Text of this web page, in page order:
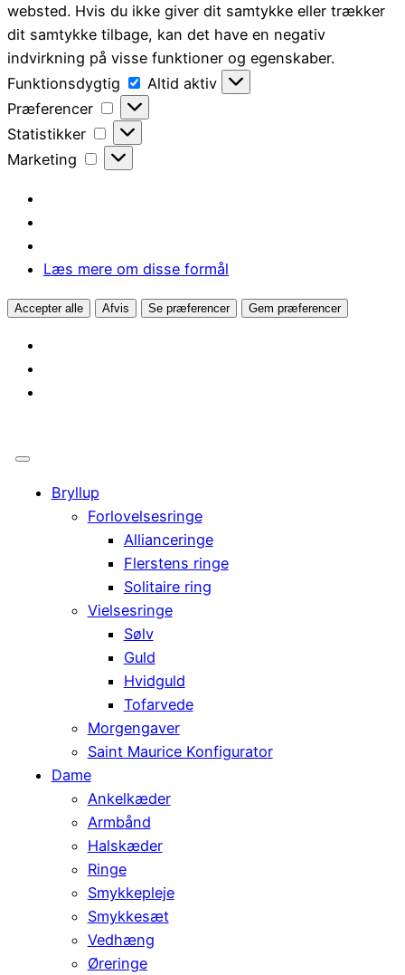
websted. Hvis du ikke giver dit samtykke eller trækker
dit samtykke tilbage, kan det have en negativ
indvirkning på visse funktioner og egenskaber.
Funktionsdygtig
Funktionsdygtig
Altid aktiv
Præferencer
Præferencer
Statistikker
Statistikker
Marketing
Marketing
Læs mere om disse formål
Accepter alle Afvis Se præferencer Gem præferencer
Bryllup
Forlovelsesringe
Allianceringe
Flerstens ringe
Solitaire ring
Vielsesringe
Sølv
Guld
Hvidguld
Tofarvede
Morgengaver
Saint Maurice Konfigurator
Dame
Ankelkæder
Armbånd
Halskæder
Ringe
Smykkepleje
Smykkesæt
Vedhæng
Øreringe